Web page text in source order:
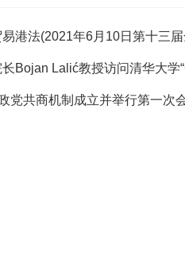
港法(2021年6月10日第十三
Bojan Lalić教授访问清华大学
党共商机制成立并举行第一次